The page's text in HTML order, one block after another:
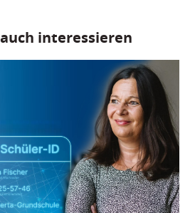
interessieren